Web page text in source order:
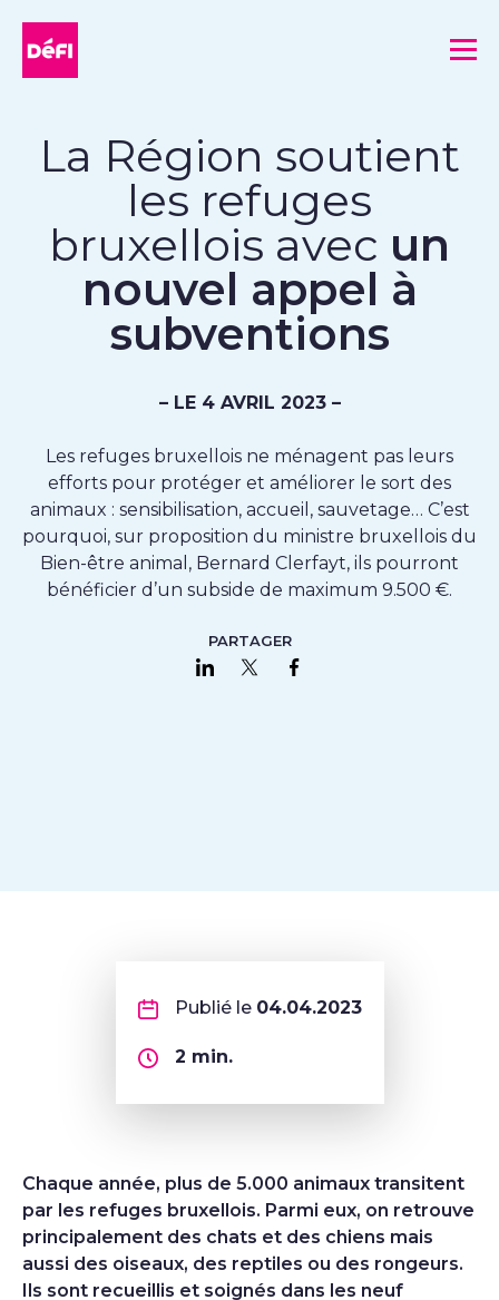
La Région soutient
les refuges
bruxellois avec un
nouvel appel à
subventions
– LE 4 AVRIL 2023 –
Les refuges bruxellois ne ménagent pas leurs
efforts pour protéger et améliorer le sort des
animaux : sensibilisation, accueil, sauvetage… C’est
pourquoi, sur proposition du ministre bruxellois du
Bien-être animal, Bernard Clerfayt, ils pourront
bénéficier d’un subside de maximum 9.500 €.
PARTAGER
Partager sur LinkedIn
Partager sur Twitter
Publié le 04.04.2023
2 min.
Chaque année, plus de 5.000 animaux transitent
par les refuges bruxellois. Parmi eux, on retrouve
principalement des chats et des chiens mais
aussi des oiseaux, des reptiles ou des rongeurs.
Ils sont recueillis et soignés dans les neuf